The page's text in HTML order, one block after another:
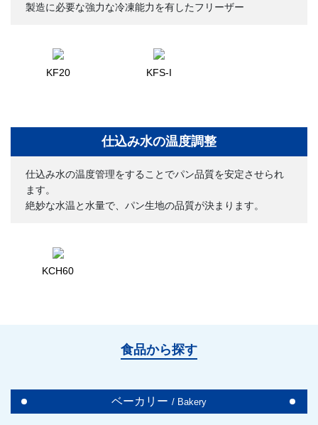
製造に必要な強力な冷凍能力を有したフリーザー
KF20 KFS-I
仕込み水の温度調整
仕込み水の温度管理をすることでパン品質を安定させられ
ます。
絶妙な水温と水量で、パン生地の品質が決まります。
KCH60
食品から探す
ベーカリー / Bakery